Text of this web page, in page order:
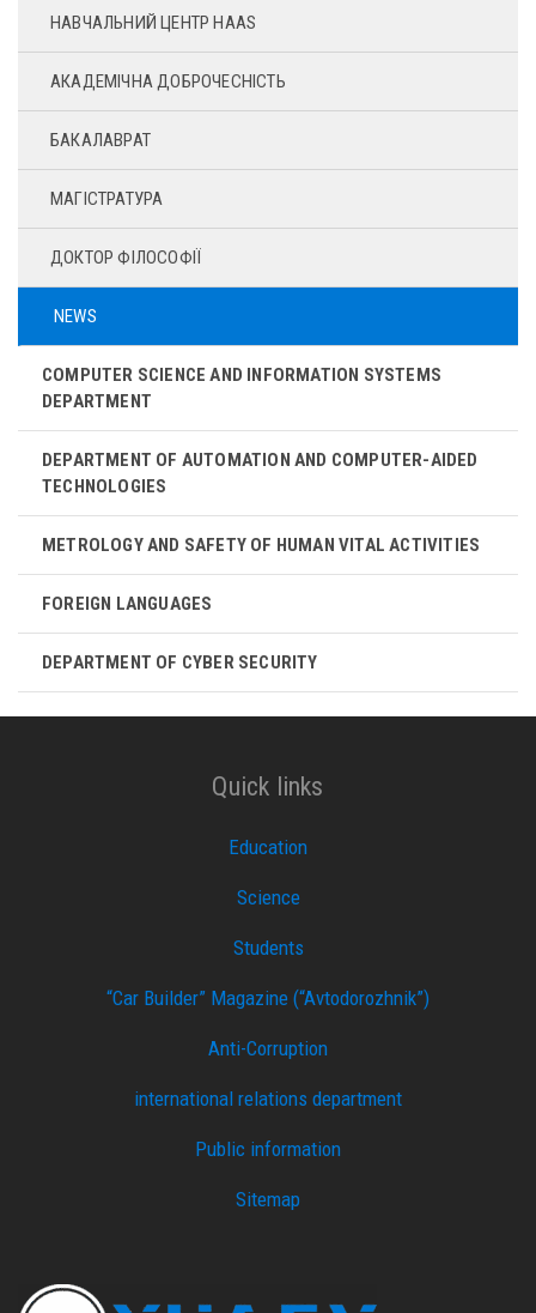
НАВЧАЛЬНИЙ ЦЕНТР HAAS
АКАДЕМІЧНА ДОБРОЧЕСНІСТЬ
БАКАЛАВРАТ
МАГІСТРАТУРА
ДОКТОР ФІЛОСОФІЇ
NEWS
COMPUTER SCIENCE AND INFORMATION SYSTEMS
DEPARTMENT
DEPARTMENT OF AUTOMATION AND COMPUTER-AIDED
TECHNOLOGIES
METROLOGY AND SAFETY OF HUMAN VITAL ACTIVITIES
FOREIGN LANGUAGES
DEPARTMENT OF CYBER ​​SECURITY
Quick links
Education
Science
Students
“Car Builder” Magazine (“Avtodorozhnik”)
Anti-Corruption
international relations department
Public information
Sitemap